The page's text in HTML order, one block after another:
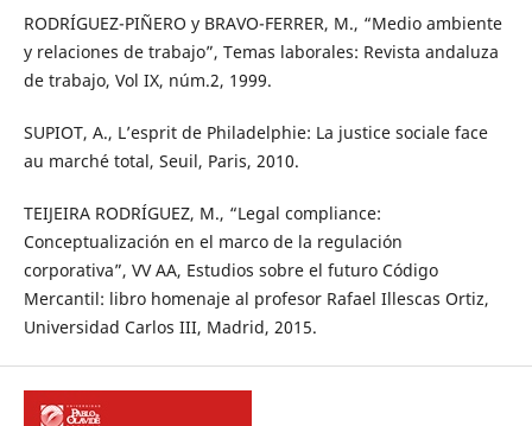
RODRÍGUEZ-PIÑERO y BRAVO-FERRER, M., “Medio ambiente
y relaciones de trabajo”, Temas laborales: Revista andaluza
de trabajo, Vol IX, núm.2, 1999.
SUPIOT, A., L’esprit de Philadelphie: La justice sociale face
au marché total, Seuil, Paris, 2010.
TEIJEIRA RODRÍGUEZ, M., “Legal compliance:
Conceptualización en el marco de la regulación
corporativa”, VV AA, Estudios sobre el futuro Código
Mercantil: libro homenaje al profesor Rafael Illescas Ortiz,
Universidad Carlos III, Madrid, 2015.